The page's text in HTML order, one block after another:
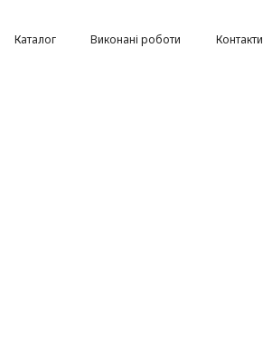
Каталог Виконані роботи Контакти